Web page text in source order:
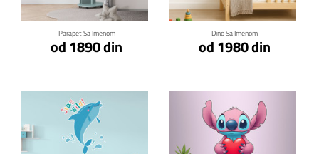
Parapet Sa Imenom
od 1890 din
Dino Sa Imenom
od 1980 din